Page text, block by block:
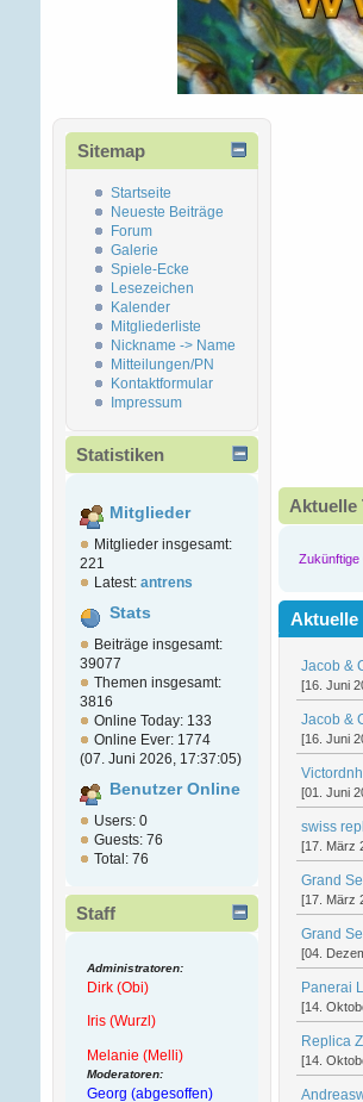
Sitemap
Startseite
Neueste Beiträge
Forum
Galerie
Spiele-Ecke
Lesezeichen
Kalender
Mitgliederliste
Nickname -> Name
Mitteilungen/PN
Kontaktformular
Impressum
Statistiken
Mitglieder
Mitglieder insgesamt:
221
Latest: antrens
Stats
Beiträge insgesamt:
39077
Themen insgesamt:
3816
Online Today: 133
Online Ever: 1774
(07. Juni 2026, 17:37:05)
Benutzer Online
Users: 0
Guests: 76
Total: 76
Staff
Administratoren:
Dirk (Obi)
Iris (Wurzl)
Melanie (Melli)
Moderatoren:
Georg (abgesoffen)
Aktuelle
Zukünftige
Aktuelle
Jacob &
[16. Juni
Jacob &
[16. Juni
[01. Juni
swiss
[17. März
Grand
[17. März
Grand
[04.
Panerai
[14.
Replica
[14.